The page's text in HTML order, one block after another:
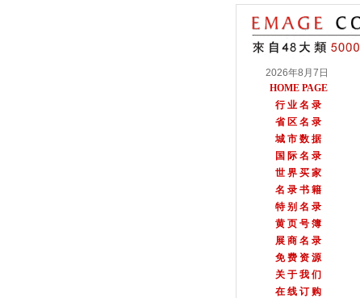
2026年8月7日
HOME PAGE
行 业 名 录
省 区 名 录
城 市 数 据
国 际 名 录
世 界 买 家
名 录 书 籍
特 别 名 录
黄 页 号 簿
展 商 名 录
免 费 资 源
关 于 我 们
在 线 订 购